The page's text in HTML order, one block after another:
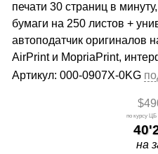
печати 30 страниц в
бумаги на 250 листов +
автоподатчик оригиналов
AirPrint и MopriaPrint,
Артикул: 000-0907X-0KG
на